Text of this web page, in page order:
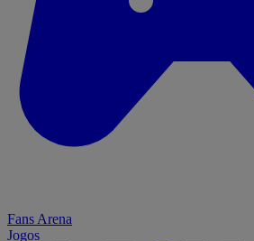
Fans Arena
Jogos